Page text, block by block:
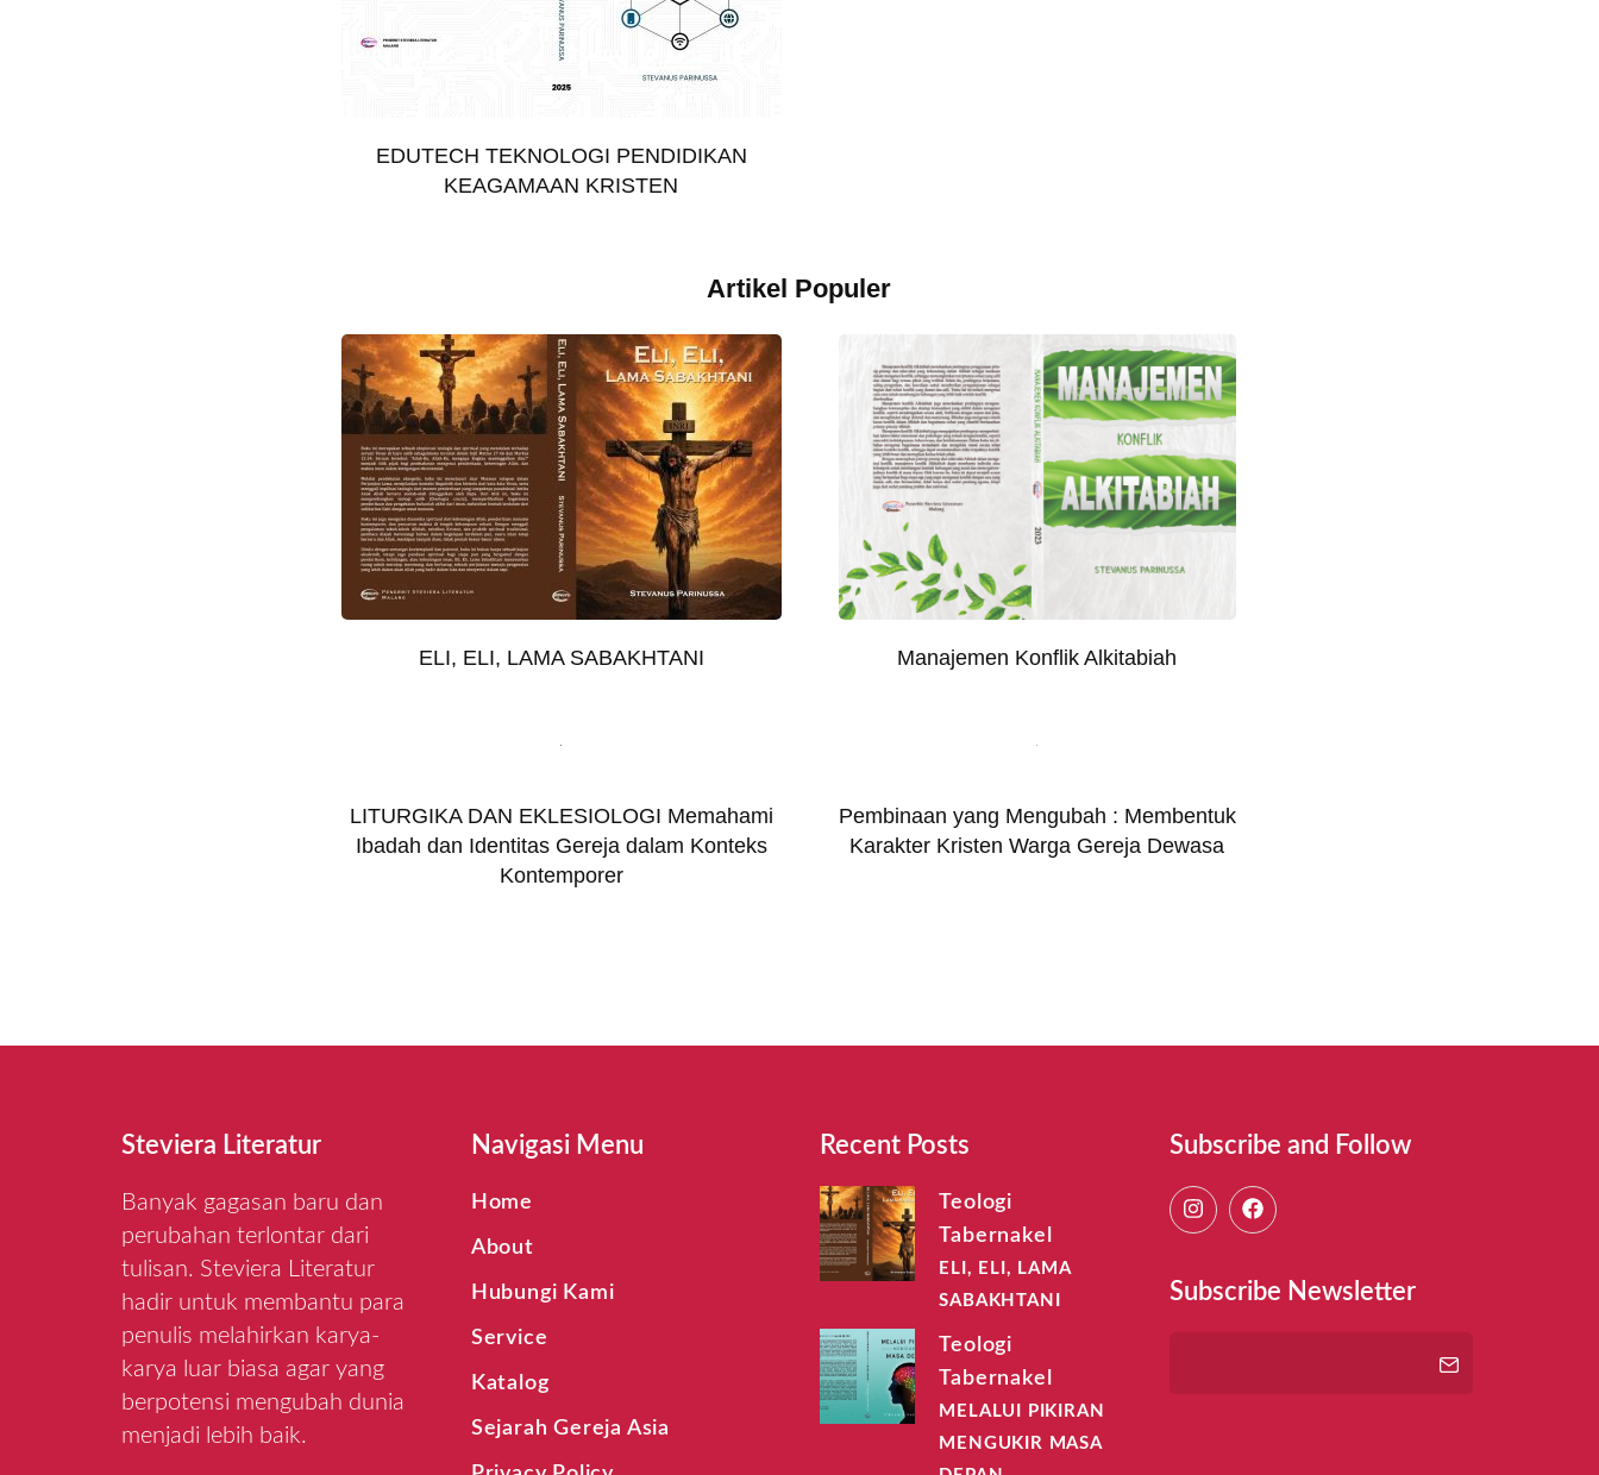
EDUTECH TEKNOLOGI PENDIDIKAN
KEAGAMAAN KRISTEN
Artikel Populer
ELI, ELI, LAMA SABAKHTANI Manajemen Konflik Alkitabiah
LITURGIKA DAN EKLESIOLOGI Memahami
Ibadah dan Identitas Gereja dalam Konteks
Kontemporer
Pembinaan yang Mengubah : Membentuk
Karakter Kristen Warga Gereja Dewasa
Steviera Literatur
Banyak gagasan baru dan
perubahan terlontar dari
tulisan. Steviera Literatur
hadir untuk membantu para
penulis melahirkan karya-
karya luar biasa agar yang
berpotensi mengubah dunia
menjadi lebih baik.
Navigasi Menu
Home
About
Hubungi Kami
Service
Katalog
Sejarah Gereja Asia
Recent Posts
Teologi
Tabernakel
ELI, ELI, LAMA
SABAKHTANI
Teologi
Tabernakel
MELALUI PIKIRAN
MENGUKIR MASA
Subscribe and Follow
Subscribe Newsletter